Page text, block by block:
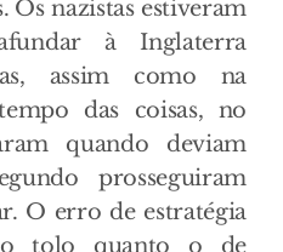
Os nazistas estiveram
à Inglaterra
assim como na
das coisas, no
quando deviam
prosseguiram
O erro de estratégia
tolo quanto o de